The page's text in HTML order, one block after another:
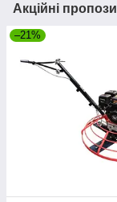
Акційні
–21%